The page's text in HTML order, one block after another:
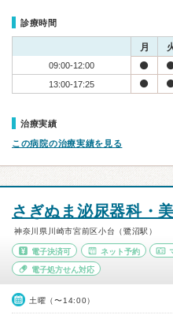
診療時間
月
09:00-12:00
13:00-17:25
治療実績
この病院の治療実績を見る
さぎぬま泌尿器科・
神奈川県川崎市宮前区小台（鷺沼駅）
電子決済可 ネット予約
電子処方せん対応
土曜（〜14:00）